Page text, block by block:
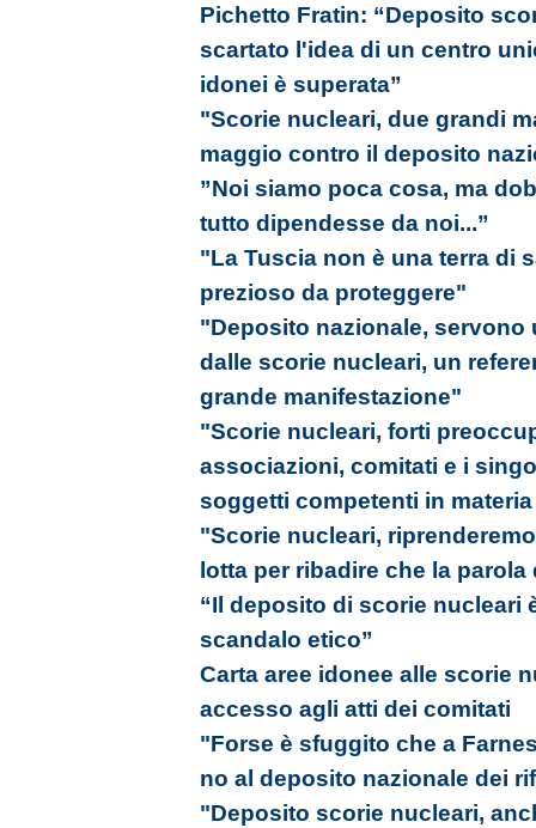
Pichetto Fratin: “Deposito
scartato l'idea di un centro
idonei è superata”
"Scorie nucleari, due grandi
maggio contro il deposito
”Noi siamo poca cosa, ma
tutto dipendesse da noi...”
"La Tuscia non è una terra di
prezioso da proteggere"
"Deposito nazionale,
dalle scorie nucleari, un
grande manifestazione"
"Scorie nucleari, forti
associazioni, comitati e i
soggetti competenti in
"Scorie nucleari,
lotta per ribadire che la
“Il deposito di scorie nucleari
scandalo etico”
Carta aree idonee alle scorie
accesso agli atti dei comitati
"Forse è sfuggito che a
no al deposito nazionale dei
"Deposito scorie nucleari,